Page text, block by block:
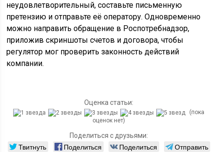
неудовлетворительный, составьте письменную
претензию и отправьте её оператору. Одновременно
можно направить обращение в Роспотребнадзор,
приложив скриншоты счетов и договора, чтобы
регулятор мог проверить законность действий
компании.
Оценка статьи:
(пока
оценок нет)
Поделиться с друзьями:
Твитнуть Поделиться Поделиться
Отправить